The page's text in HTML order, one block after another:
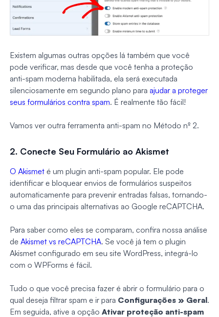
Existem algumas outras opções lá também que você
pode verificar, mas desde que você tenha a proteção
anti-spam moderna habilitada, ela será executada
silenciosamente em segundo plano para ajudar a proteger
seus formulários contra spam. É realmente tão fácil!
Vamos ver outra ferramenta anti-spam no Método nº 2.
2. Conecte Seu Formulário ao Akismet
O Akismet é um plugin anti-spam popular. Ele pode
identificar e bloquear envios de formulários suspeitos
automaticamente para prevenir entradas falsas, tornando-
o uma das principais alternativas ao Google reCAPTCHA.
Para saber como eles se comparam, confira nossa análise
de Akismet vs reCAPTCHA. Se você já tem o plugin
Akismet configurado em seu site WordPress, integrá-lo
com o WPForms é fácil.
Tudo o que você precisa fazer é abrir o formulário para o
qual deseja filtrar spam e ir para Configurações » Geral.
Em seguida, ative a opção Ativar proteção anti-spam